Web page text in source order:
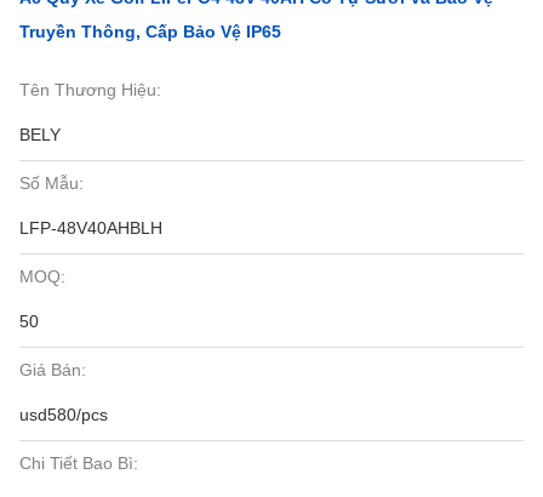
Truyền Thông, Cấp Bảo Vệ IP65
Tên Thương Hiệu:
BELY
Số Mẫu:
LFP-48V40AHBLH
MOQ:
50
Giá Bán:
usd580/pcs
Chi Tiết Bao Bì: